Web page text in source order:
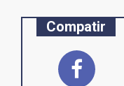
Compatir